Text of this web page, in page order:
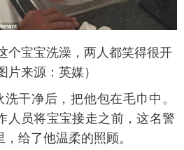
个宝宝洗澡，两人都笑得很开
片来源：英媒）
干净后，把他包在毛巾中。
人员将宝宝接走之前，这名警
给了他温柔的照顾。